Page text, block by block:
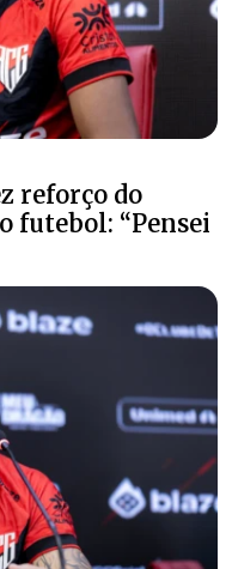
reforço do
futebol: “Pensei